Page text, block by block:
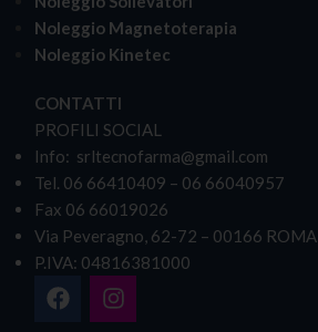
Noleggio Magnetoterapia
Noleggio Kinetec
CONTATTI
PROFILI SOCIAL
Info: srltecnofarma@gmail.com
Tel. 06 66410409 – 06 66040957
Fax 06 66019026
Via Peveragno, 62-72 – 00166 ROMA
P.IVA: 04816381000